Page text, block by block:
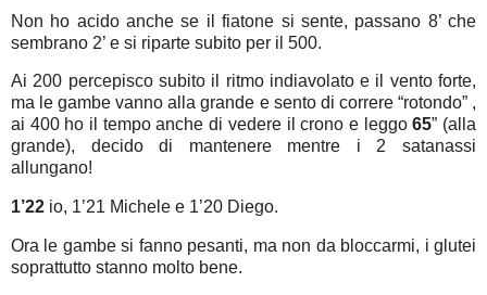
Non ho acido anche se il fiatone si sente, passano 8’ che
sembrano 2’ e si riparte subito per il 500.
Ai 200 percepisco subito il ritmo indiavolato e il vento forte,
ma le gambe vanno alla grande e sento di correre “rotondo” ,
ai 400 ho il tempo anche di vedere il crono e leggo65” (alla
grande), decido di mantenere mentre i 2 satanassi
allungano!
1’22 io, 1’21 Michele e 1’20 Diego.
Ora le gambe si fanno pesanti, ma non da bloccarmi, i glutei
soprattutto stanno molto bene.